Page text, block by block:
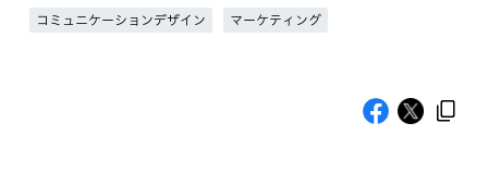
コミュニケーションデザイン マーケティング